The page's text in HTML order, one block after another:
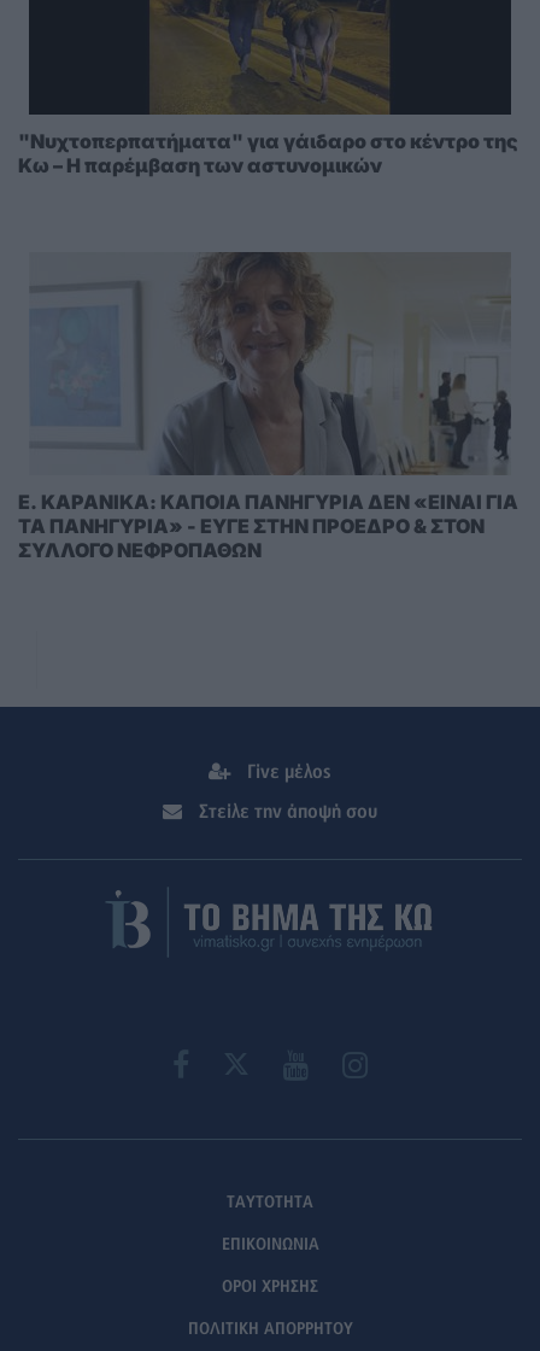
"Νυχτοπερπατήματα" για γάιδαρο στο κέντρο της
Κω – Η παρέμβαση των αστυνομικών
E. KAΡΑΝΙΚΑ: ΚΑΠΟΙΑ ΠΑΝΗΓΥΡΙΑ ΔΕΝ «ΕΙΝΑΙ ΓΙΑ
ΤΑ ΠΑΝΗΓΥΡΙΑ» - ΕΥΓΕ ΣΤΗΝ ΠΡΟΕΔΡΟ & ΣΤΟΝ
ΣΥΛΛΟΓΟ ΝΕΦΡΟΠΑΘΩΝ
Γίνε μέλος
Στείλε την άποψή σου
ΤΑΥΤΟΤΗΤΑ
ΕΠΙΚΟΙΝΩΝΙΑ
ΟΡΟΙ ΧΡΗΣΗΣ
ΠΟΛΙΤΙΚΗ ΑΠΟΡΡΗΤΟΥ